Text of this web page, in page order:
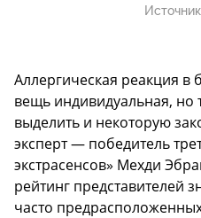
Аллергическая реакция в
вещь индивидуальная,
выделить и некоторую
эксперт — победитель
экстрасенсов» Мехди
рейтинг представителей
часто